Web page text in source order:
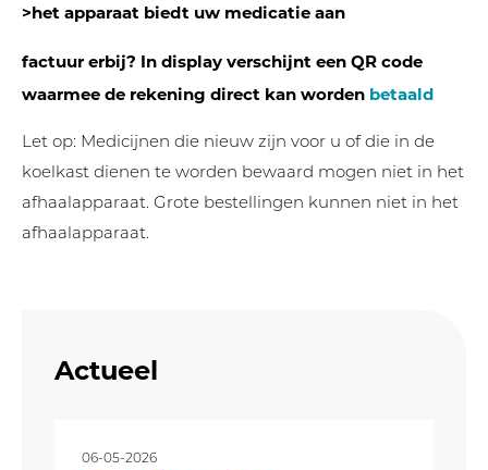
>het apparaat biedt uw medicatie aan
factuur erbij? In display verschijnt een QR code
waarmee de rekening direct kan worden betaald
Let op: Medicijnen die nieuw zijn voor u of die in de
koelkast dienen te worden bewaard mogen niet in het
afhaalapparaat. Grote bestellingen kunnen niet in het
afhaalapparaat.
Actueel
06-05-2026